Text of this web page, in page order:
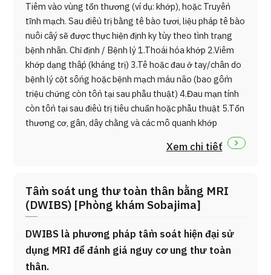
Tiêm vào vùng tổn thương (ví dụ: khớp), hoặc Truyền
tĩnh mạch. Sau điều trị bằng tế bào tươi, liệu pháp tế bào
nuôi cấy sẽ được thực hiện định kỳ tùy theo tình trạng
bệnh nhân. Chỉ định / Bệnh lý 1.Thoái hóa khớp 2.Viêm
khớp dạng thấp (kháng trị) 3.Tê hoặc đau ở tay/chân do
bệnh lý cột sống hoặc bệnh mạch máu não (bao gồm
triệu chứng còn tồn tại sau phẫu thuật) 4.Đau mạn tính
còn tồn tại sau điều trị tiêu chuẩn hoặc phẫu thuật 5.Tổn
thương cơ, gân, dây chằng và các mô quanh khớp
Xem chi tiết
Tầm soát ung thư toàn thân bằng MRI
(DWIBS) [Phòng khám Sobajima]
DWIBS là phương pháp tầm soát hiện đại sử
dụng MRI để đánh giá nguy cơ ung thư toàn
thân.